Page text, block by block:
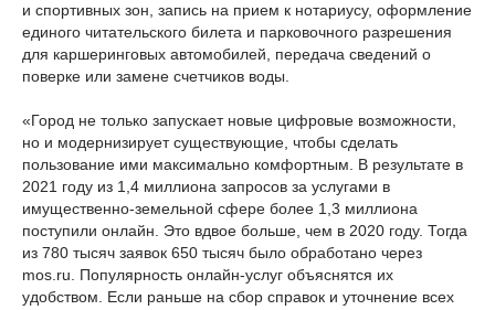
и спортивных зон, запись на прием к нотариусу, оформление
единого читательского билета и парковочного разрешения
для каршеринговых автомобилей, передача сведений о
поверке или замене счетчиков воды.
«Город не только запускает новые цифровые возможности,
но и модернизирует существующие, чтобы сделать
пользование ими максимально комфортным. В результате в
2021 году из 1,4 миллиона запросов за услугами в
имущественно-земельной сфере более 1,3 миллиона
поступили онлайн. Это вдвое больше, чем в 2020 году. Тогда
из 780 тысяч заявок 650 тысяч было обработано через
mos.ru. Популярность онлайн-услуг объяснятся их
удобством. Если раньше на сбор справок и уточнение всех